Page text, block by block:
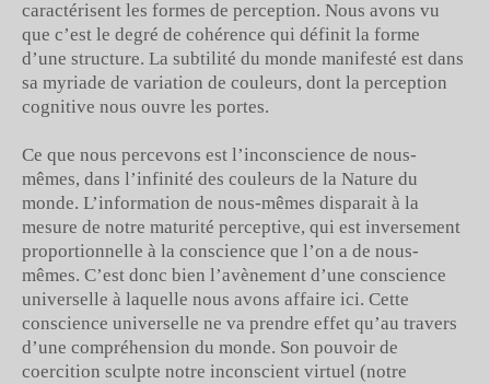
caractérisent les formes de perception. Nous avons vu
que c’est le degré de cohérence qui définit la forme
d’une structure. La subtilité du monde manifesté est dans
sa myriade de variation de couleurs, dont la perception
cognitive nous ouvre les portes.
Ce que nous percevons est l’inconscience de nous-
mêmes, dans l’infinité des couleurs de la Nature du
monde. L’information de nous-mêmes disparait à la
mesure de notre maturité perceptive, qui est inversement
proportionnelle à la conscience que l’on a de nous-
mêmes. C’est donc bien l’avènement d’une conscience
universelle à laquelle nous avons affaire ici. Cette
conscience universelle ne va prendre effet qu’au travers
d’une compréhension du monde. Son pouvoir de
coercition sculpte notre inconscient virtuel (notre